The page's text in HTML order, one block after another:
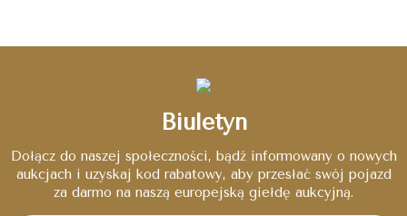
Biuletyn
Dołącz do naszej społeczności, bądź informowany o nowych
aukcjach i uzyskaj kod rabatowy, aby przesłać swój pojazd
za darmo na naszą europejską giełdę aukcyjną.